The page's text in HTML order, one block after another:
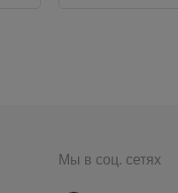
Мы в соц. сетях